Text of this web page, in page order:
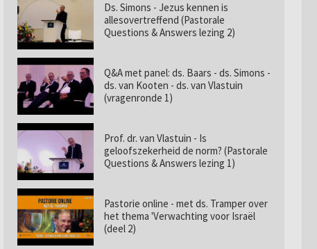
Ds. Simons - Jezus kennen is
allesovertreffend (Pastorale
Questions & Answers lezing 2)
Q&A met panel: ds. Baars - ds. Simons -
ds. van Kooten - ds. van Vlastuin
(vragenronde 1)
Prof. dr. van Vlastuin - Is
geloofszekerheid de norm? (Pastorale
Questions & Answers lezing 1)
Pastorie online - met ds. Tramper over
het thema 'Verwachting voor Israël
(deel 2)